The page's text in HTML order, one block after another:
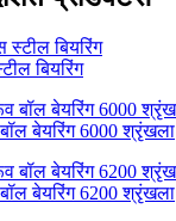
बियरिंग
बेयरिंग 6000 श्रृंखला
बेयरिंग 6200 श्रृंखला